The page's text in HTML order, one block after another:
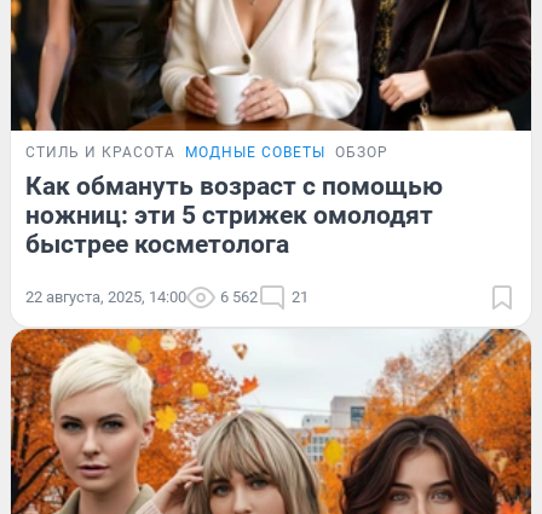
СТИЛЬ И КРАСОТА МОДНЫЕ СОВЕТЫ ОБЗОР
Как обмануть возраст с помощью
ножниц: эти 5 стрижек омолодят
быстрее косметолога
22 августа, 2025, 14:00 6 562 21